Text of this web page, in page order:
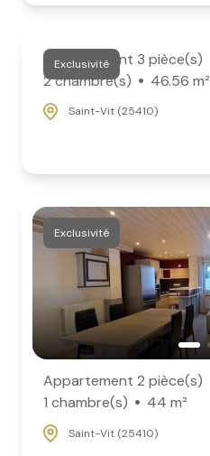
Exclusivité
Appartement 3 pièce(s)
2 chambre(s)
46.56 m²
Saint-Vit (25410)
Exclusivité
Appartement 2 pièce(s)
1 chambre(s)
44 m²
Saint-Vit (25410)